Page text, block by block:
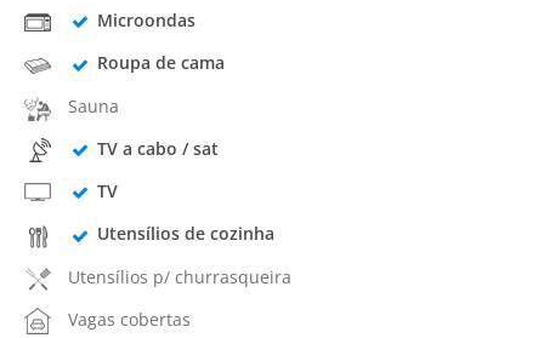
Microondas
Roupa de cama
Sauna
TV a cabo / sat
TV
Utensílios de cozinha
Utensílios p/ churrasqueira
Vagas cobertas